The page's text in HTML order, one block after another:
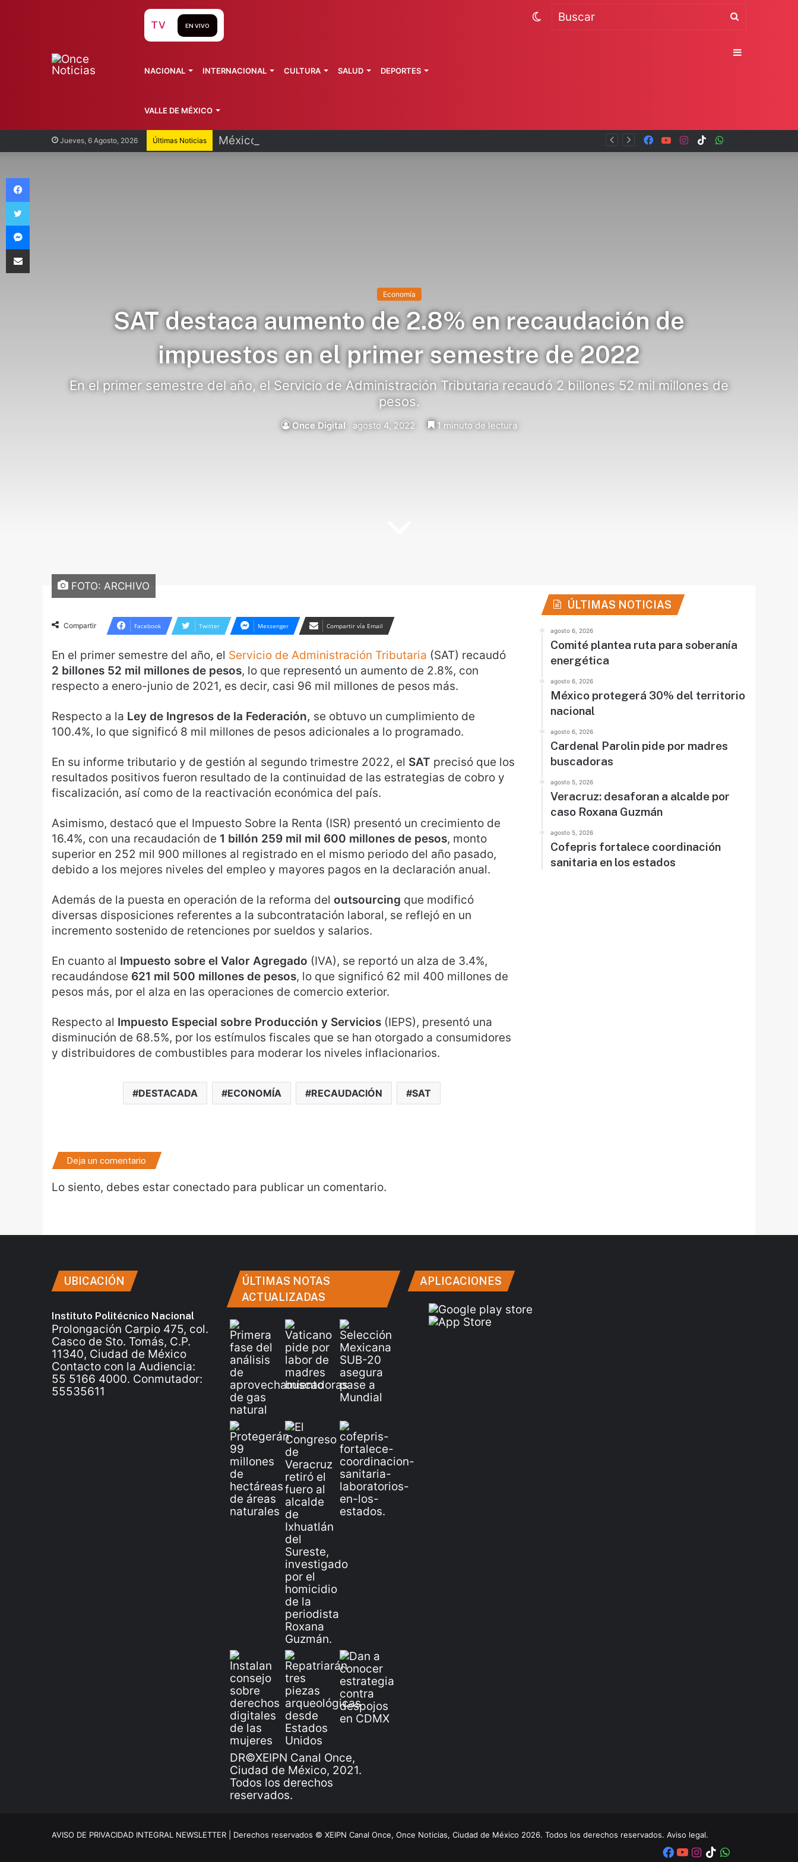
Jueves, 6 Agosto, 2026 Últimas Noticias México protegerá 30% del territorio nacional TikTok
Instagram
YouTube
Facebook
TV EN VIVO
NACIONAL INTERNACIONAL CULTURA SALUD DEPORTES
VALLE DE MÉXICO
Buscar
Switch
Sidebar
Economía
SAT destaca aumento de 2.8% en recaudación de
impuestos en el primer semestre de 2022
En el primer semestre del año, el Servicio de Administración Tributaria recaudó 2 billones 52 mil millones de
pesos.
Once Digital agosto 4, 2022 1 minuto de lectura
FOTO: ARCHIVO
Compartir Facebook Twitter Messenger Compartir vía Email
En el primer semestre del año, el Servicio de Administración Tributaria (SAT) recaudó
2 billones 52 mil millones de pesos, lo que representó un aumento de 2.8%, con
respecto a enero-junio de 2021, es decir, casi 96 mil millones de pesos más.
Respecto a la Ley de Ingresos de la Federación, se obtuvo un cumplimiento de
100.4%, lo que significó 8 mil millones de pesos adicionales a lo programado.
En su informe tributario y de gestión al segundo trimestre 2022, el SAT precisó que los
resultados positivos fueron resultado de la continuidad de las estrategias de cobro y
fiscalización, así como de la reactivación económica del país.
Asimismo, destacó que el Impuesto Sobre la Renta (ISR) presentó un crecimiento de
16.4%, con una recaudación de 1 billón 259 mil mil 600 millones de pesos, monto
superior en 252 mil 900 millones al registrado en el mismo periodo del año pasado,
debido a los mejores niveles del empleo y mayores pagos en la declaración anual.
Además de la puesta en operación de la reforma del outsourcing que modificó
diversas disposiciones referentes a la subcontratación laboral, se reflejó en un
incremento sostenido de retenciones por sueldos y salarios.
En cuanto al Impuesto sobre el Valor Agregado (IVA), se reportó un alza de 3.4%,
recaudándose 621 mil 500 millones de pesos, lo que significó 62 mil 400 millones de
pesos más, por el alza en las operaciones de comercio exterior.
Respecto al Impuesto Especial sobre Producción y Servicios (IEPS), presentó una
disminución de 68.5%, por los estímulos fiscales que se han otorgado a consumidores
y distribuidores de combustibles para moderar los niveles inflacionarios.
DESTACADA ECONOMÍA RECAUDACIÓN SAT
Deja un comentario
Lo siento, debes estar conectado para publicar un comentario.
ÚLTIMAS NOTICIAS
agosto 6, 2026
Comité plantea ruta para soberanía
energética
agosto 6, 2026
México protegerá 30% del territorio
nacional
agosto 6, 2026
Cardenal Parolin pide por madres
buscadoras
agosto 5, 2026
Veracruz: desaforan a alcalde por
caso Roxana Guzmán
agosto 5, 2026
Cofepris fortalece coordinación
sanitaria en los estados
UBICACIÓN
Instituto Politécnico Nacional
Prolongación Carpio 475, col.
Casco de Sto. Tomás, C.P.
11340, Ciudad de México
Contacto con la Audiencia:
55 5166 4000. Conmutador:
55535611
ÚLTIMAS NOTAS
ACTUALIZADAS
DR©XEIPN Canal Once,
Ciudad de México, 2021.
Todos los derechos
reservados.
APLICACIONES
AVISO DE PRIVACIDAD INTEGRAL NEWSLETTER | Derechos reservados © XEIPN Canal Once, Once Noticias, Ciudad de México 2026. Todos los derechos reservados. Aviso legal.
Facebook
YouTube
Instagram
TikTokWhatsApp
Facebook
Twitter
Messenger
Compartir vía Email